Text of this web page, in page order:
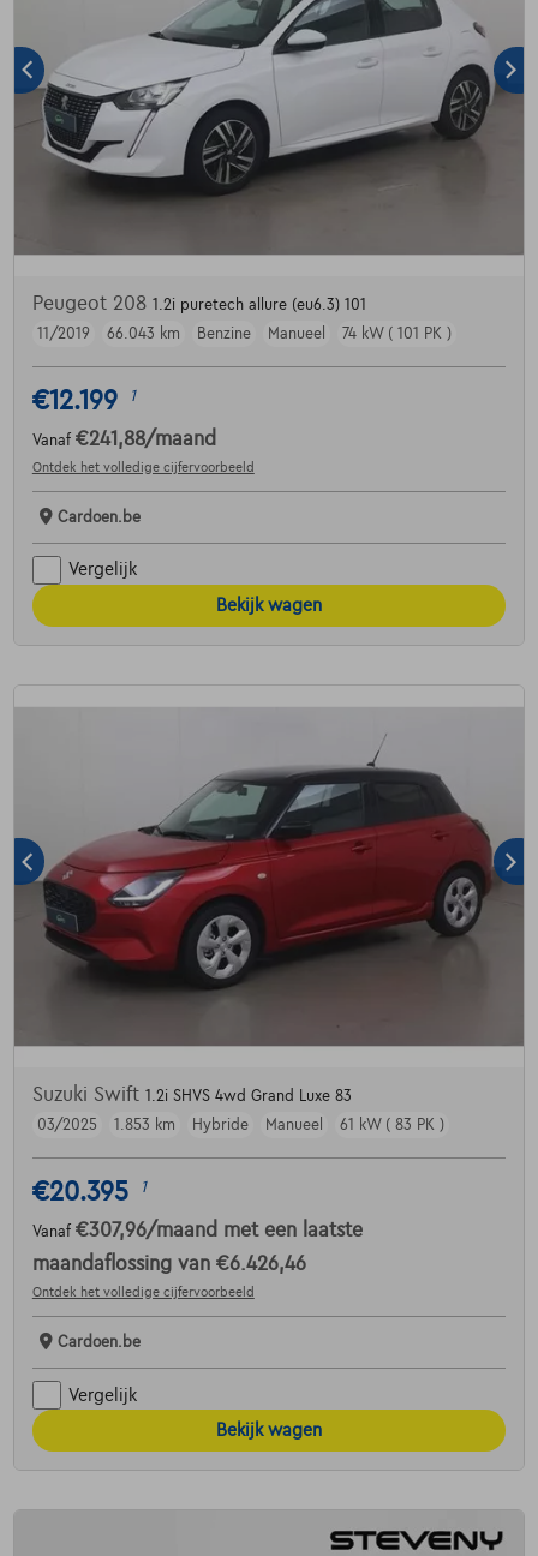
Peugeot 208 1.2i puretech allure (eu6.3) 101
11/2019
66.043 km Benzine Manueel 74 kW ( 101 PK )
€12.199 1
Vanaf €241,88/maand
Ontdek het volledige cijfervoorbeeld
Cardoen.be
Vergelijk
Bekijk wagen
Suzuki Swift 1.2i SHVS 4wd Grand Luxe 83
03/2025
1.853 km Hybride Manueel 61 kW ( 83 PK )
€20.395 1
Vanaf €307,96/maand met een laatste
maandaflossing van €6.426,46
Ontdek het volledige cijfervoorbeeld
Cardoen.be
Vergelijk
Bekijk wagen